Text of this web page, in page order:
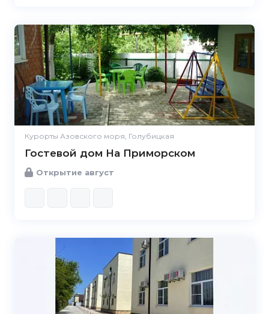
Курорты Азовского моря, Голубицкая
Гостевой дом На Приморском
Открытие август